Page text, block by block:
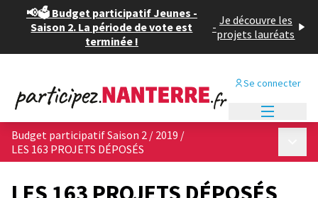
📢🗳️ Budget participatif Jeunes -
Saison 2. La période de vote est
terminée !
- Je découvre les
projets lauréats
Se connecter
Budget participatif Saison 2 / 2019 /
LES 163 PROJETS DÉPOSÉS